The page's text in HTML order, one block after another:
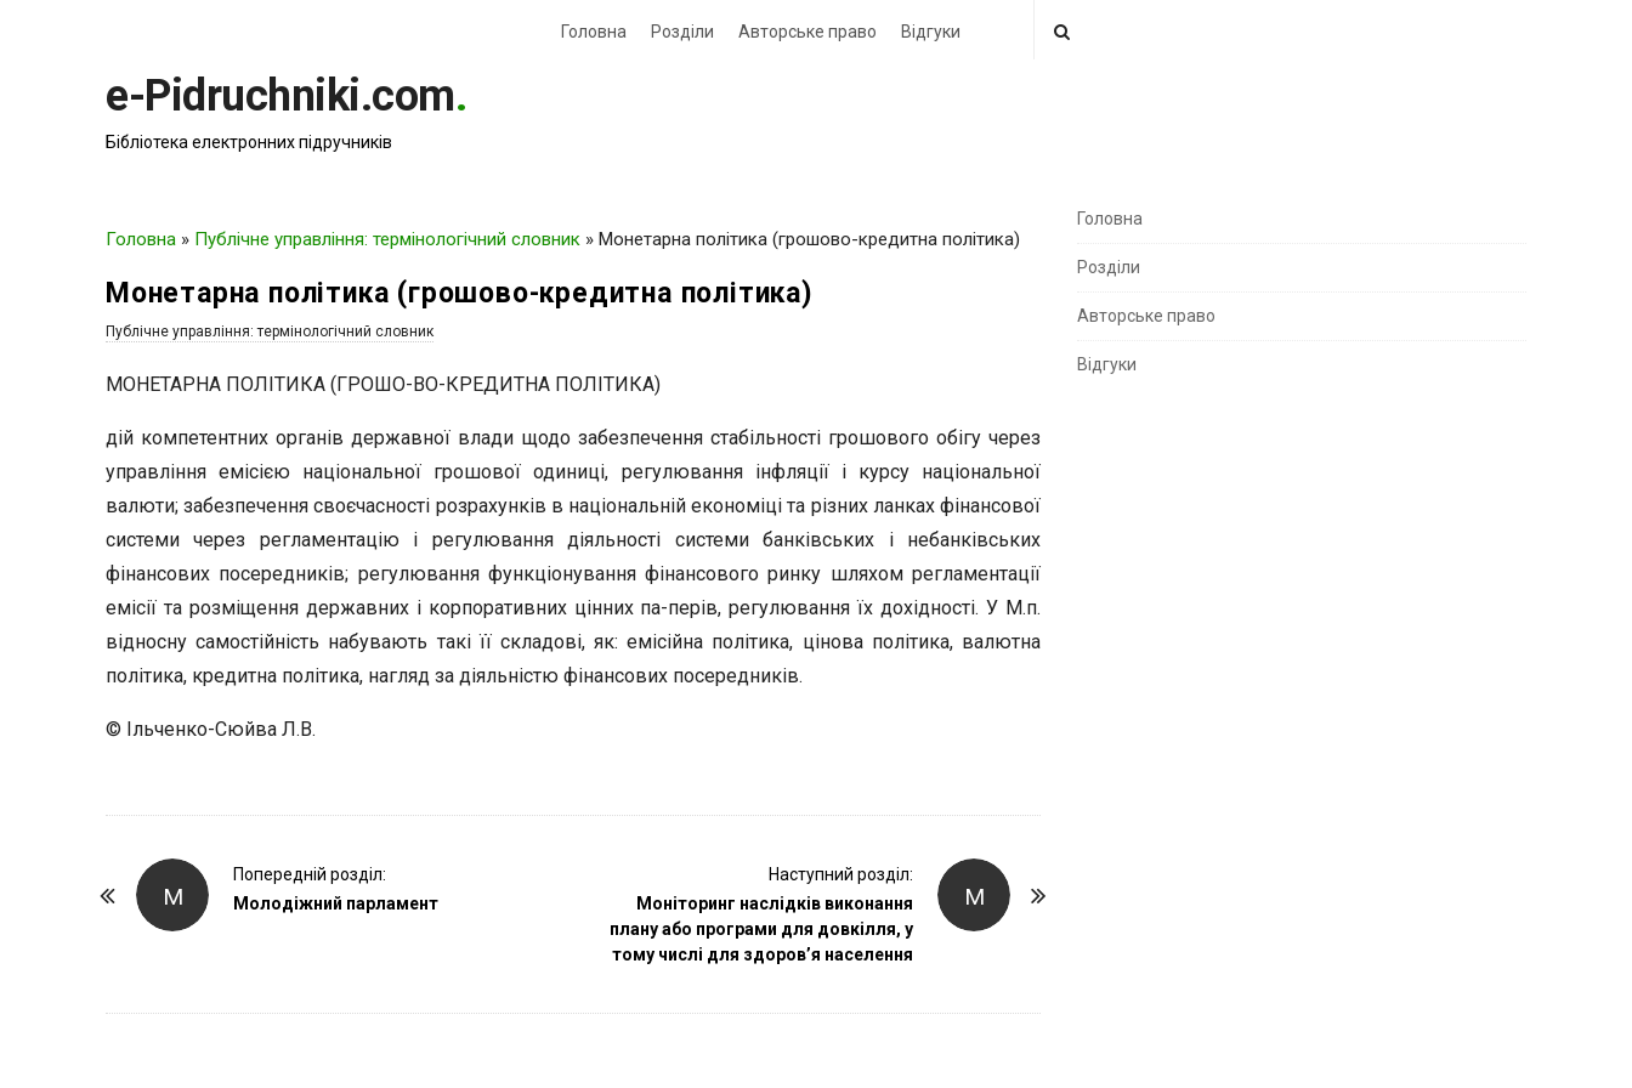
Головна Розділи Авторське право Відгуки
e-Pidruchniki.com.
Бібліотека електронних підручників
Головна » Публічне управління: термінологічний словник » Монетарна політика (грошово-кредитна політика)
Монетарна політика (грошово-кредитна політика)
Публічне управління: термінологічний словник
МОНЕТАРНА ПОЛІТИКА (ГРОШО-ВО-КРЕДИТНА ПОЛІТИКА)
дій компетентних органів державної влади щодо забезпечення стабільності грошового обігу через
управління емісією національної грошової одиниці, регулювання інфляції і курсу національної
валюти; забезпечення своєчасності розрахунків в національній економіці та різних ланках фінансової
системи через регламентацію і регулювання діяльності системи банківських і небанківських
фінансових посередників; регулювання функціонування фінансового ринку шляхом регламентації
емісії та розміщення державних і корпоративних цінних па-перів, регулювання їх дохідності. У М.п.
відносну самостійність набувають такі її складові, як: емісійна політика, цінова політика, валютна
політика, кредитна політика, нагляд за діяльністю фінансових посередників.
© Ільченко-Сюйва Л.В.
М
Попередній розділ:
Молодіжний парламент
М
Наступний розділ:
Моніторинг наслідків виконання
плану або програми для довкілля, у
тому числі для здоров’я населення
S
e
S
Головна
Розділи
Авторське право
Відгуки